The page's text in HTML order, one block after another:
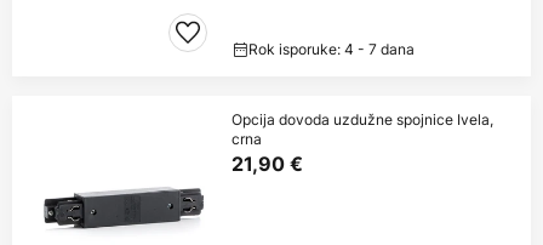
Rok isporuke: 4 - 7 dana
Opcija dovoda uzdužne spojnice Ivela,
crna
21,90 €